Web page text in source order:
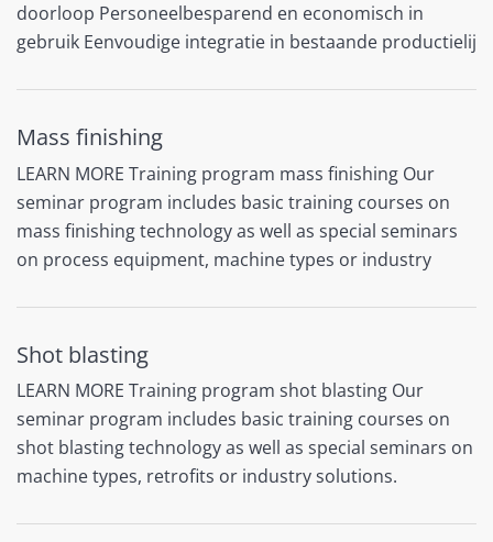
doorloop Personeelbesparend en economisch in
gebruik Eenvoudige integratie in bestaande productielij
Mass finishing
LEARN MORE Training program mass finishing Our
seminar program includes basic training courses on
mass finishing technology as well as special seminars
on process equipment, machine types or industry
Shot blasting
LEARN MORE Training program shot blasting Our
seminar program includes basic training courses on
shot blasting technology as well as special seminars on
machine types, retrofits or industry solutions.